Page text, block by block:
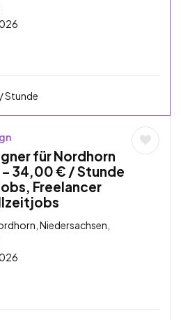
/ Stunde
für Nordhorn
34,00 € / Stunde
Freelancer
Niedersachsen,